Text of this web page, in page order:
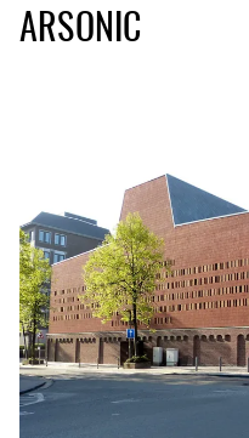
ARSONIC